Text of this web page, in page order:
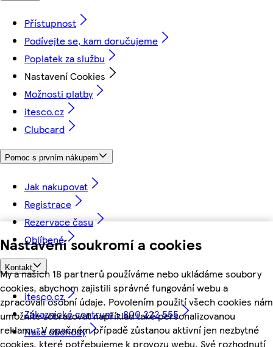
Nastavení soukromí a cookies
My a našich 18 partnerů používáme nebo ukládáme soubory
cookies, abychom zajistili správné fungování webu a
zpracovali osobní údaje. Povolením použití všech cookies nám
umožníte zobrazovat například také personalizovanou
reklamu. V opačném případě zůstanou aktivní jen nezbytné
cookies, které potřebujeme k provozu webu. Své rozhodnutí
Přístupnost
Podívejte se, kam doručujeme
Poplatek za službu
Nastavení Cookies
Možnosti platby
itesco.cz
Clubcard
Pomoc s prvním nákupem
Jak nakupovat
Registrace
Rezervace času
Oblíbené
Kontakt
itesco.cz
Zákaznické centrum - 800 222 555
Naše obchody